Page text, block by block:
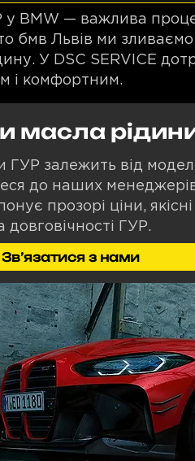
у BMW — важлива
бмв Львів ми
У DSC SERVICE
і комфортним.
масла
ГУР залежить від
до наших
прозорі ціни,
ГУР.
Звʼязатися з нами